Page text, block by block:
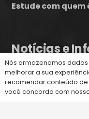
Estude com
Notícias e
Concursos
Concurso Celesc
Nós armazenamos
melhorar a sua
recomendar conteúdo de
você concorda com